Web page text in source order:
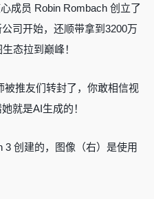
成员 Robin Rombach 创立了
司开始，还顺带拿到3200万
态拉到巅峰！
被推友们转封了，你敢相信视
就是AI生成的！
创建的，图像（右）是使用